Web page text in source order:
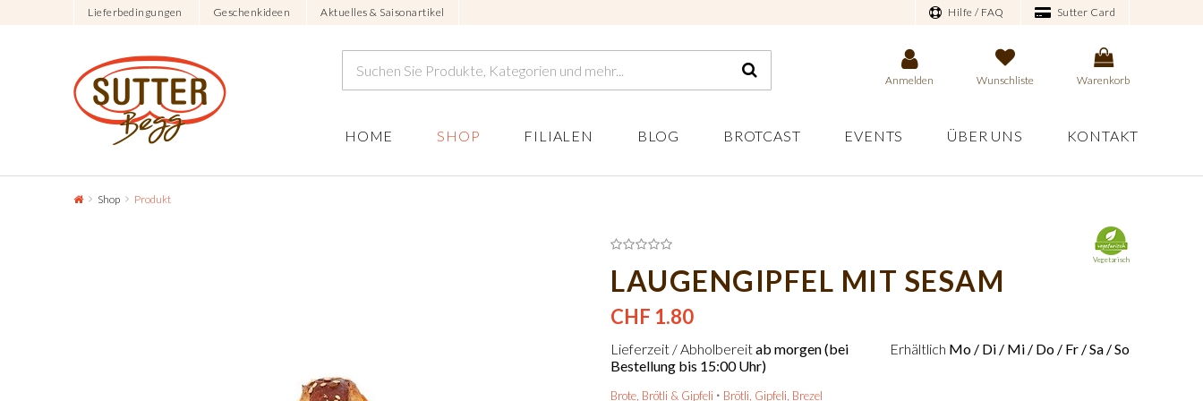
Lieferbedingungen Geschenkideen Aktuelles & Saisonartikel Hilfe / FAQ Sutter Card
Anmelden Wunschliste Warenkorb
HOME SHOP FILIALEN BLOG BROTCAST EVENTS ÜBER UNS KONTAKT
Shop Produkt
LAUGENGIPFEL MIT SESAM
CHF 1.80
Vegetarisch
Lieferzeit / Abholbereitab morgen (bei
Bestellung bis 15:00 Uhr)
Erhältlich Mo / Di / Mi / Do / Fr / Sa / So
Brote, Brötli & Gipfeli Brötli, Gipfeli, Brezel